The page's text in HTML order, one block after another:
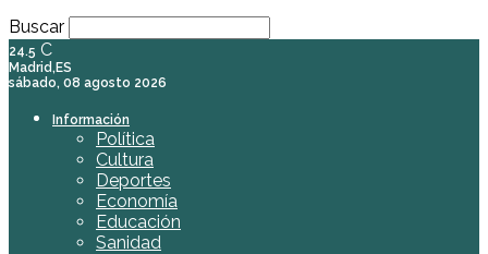
Buscar
24.5 C
Madrid,ES
sábado, 08 agosto 2026
Información
Política
Cultura
Deportes
Economía
Educación
Sanidad